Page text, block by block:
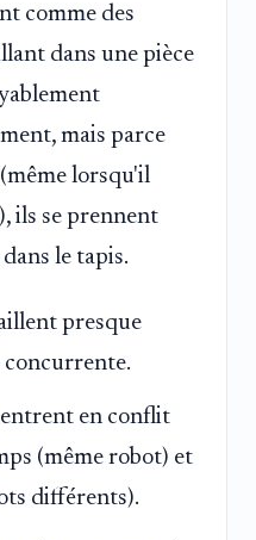
comme des
dans une pièce
mais parce
lorsqu'il
ils se prennent
le tapis.
presque
concurrente.
en conflit
(même robot) et
différents).